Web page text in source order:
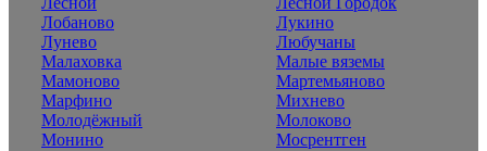
Лобаново
Лукино
Лунево
Любучаны
Малаховка
Малые вяземы
Мамоново
Мартемьяново
Марфино
Михнево
Молодёжный
Молоково
Монино
Мосрентген